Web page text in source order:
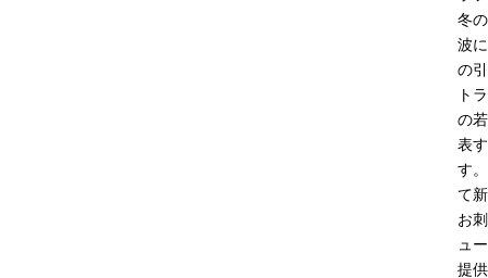
冬
波
の
ト
の
表
す
て
お
ュ
提